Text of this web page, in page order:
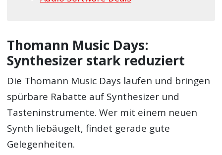
Thomann Music Days:
Synthesizer stark reduziert
Die Thomann Music Days laufen und bringen
spürbare Rabatte auf Synthesizer und
Tasteninstrumente. Wer mit einem neuen
Synth liebäugelt, findet gerade gute
Gelegenheiten.